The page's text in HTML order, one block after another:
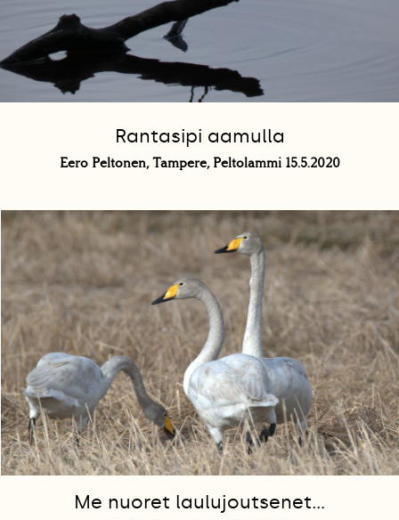
Rantasipi aamulla
Eero Peltonen, Tampere, Peltolammi 15.5.2020
Me nuoret laulujoutsenet...